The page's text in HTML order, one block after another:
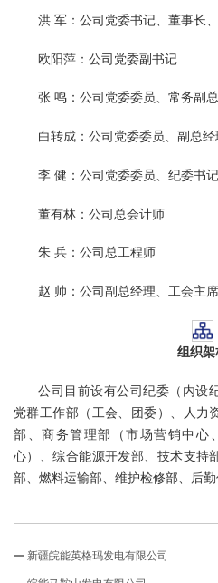
洪 军：公司党委书记、董事长
欧阳萍：公司党委副书记
张 鸣：公司党委委员、常务副
白转成：公司党委委员、副总经
李 健：公司党委委员、纪委书记
董有林：公司总会计师
朱 兵：公司总工程师
赵 帅：公司副总经理、工会主席
组织架
公司目前设有公司纪委（内设
党群工作部（工会、团委）、人力
部、商务管理部（市场营销中心
心）、综合能源开发部、技术支持
部、燃料运输部、维护检修部、后勤
新疆皖能英格玛发电有限公司